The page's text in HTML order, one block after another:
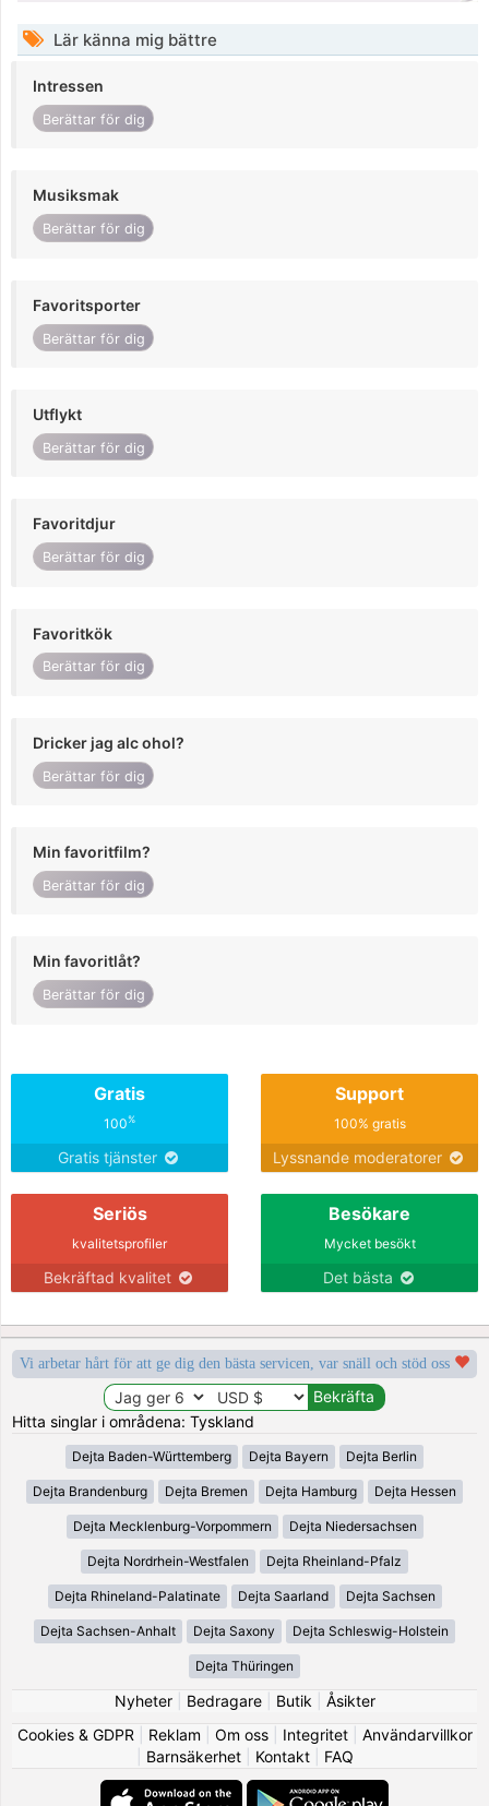
Lär känna mig bättre
Intressen
Berättar för dig
Musiksmak
Berättar för dig
Favoritsporter
Berättar för dig
Utflykt
Berättar för dig
Favoritdjur
Berättar för dig
Favoritkök
Berättar för dig
Dricker jag alc ohol?
Berättar för dig
Min favoritfilm?
Berättar för dig
Min favoritlåt?
Berättar för dig
Gratis
100%
Gratis tjänster
Support
100% gratis
Lyssnande moderatorer
Seriös
kvalitetsprofiler
Bekräftad kvalitet
Besökare
Mycket besökt
Det bästa
Vi arbetar hårt för att ge dig den bästa servicen, var snäll och stöd oss
Hitta singlar i områdena: Tyskland
Dejta Baden-Württemberg Dejta Bayern Dejta Berlin
Dejta Brandenburg Dejta Bremen Dejta Hamburg Dejta Hessen
Dejta Mecklenburg-Vorpommern Dejta Niedersachsen
Dejta Nordrhein-Westfalen Dejta Rheinland-Pfalz
Dejta Rhineland-Palatinate Dejta Saarland Dejta Sachsen
Dejta Sachsen-Anhalt Dejta Saxony Dejta Schleswig-Holstein
Dejta Thüringen
Nyheter| Bedragare| Butik
Åsikter
Cookies & GDPR
Reklam Om oss| Integritet| Användarvillkor
Barnsäkerhet| Kontakt| FAQ